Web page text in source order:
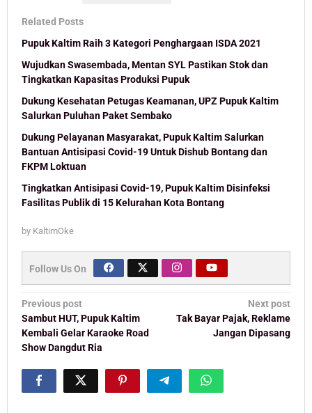
Related Posts
Pupuk Kaltim Raih 3 Kategori Penghargaan ISDA 2021
Wujudkan Swasembada, Mentan SYL Pastikan Stok dan
Tingkatkan Kapasitas Produksi Pupuk
Dukung Kesehatan Petugas Keamanan, UPZ Pupuk Kaltim
Salurkan Puluhan Paket Sembako
Dukung Pelayanan Masyarakat, Pupuk Kaltim Salurkan
Bantuan Antisipasi Covid-19 Untuk Dishub Bontang dan
FKPM Loktuan
Tingkatkan Antisipasi Covid-19, Pupuk Kaltim Disinfeksi
Fasilitas Publik di 15 Kelurahan Kota Bontang
by KaltimOke
Follow Us On
Post
navigation
Previous post
Sambut HUT, Pupuk Kaltim
Kembali Gelar Karaoke Road
Show Dangdut Ria
Next post
Tak Bayar Pajak, Reklame
Jangan Dipasang